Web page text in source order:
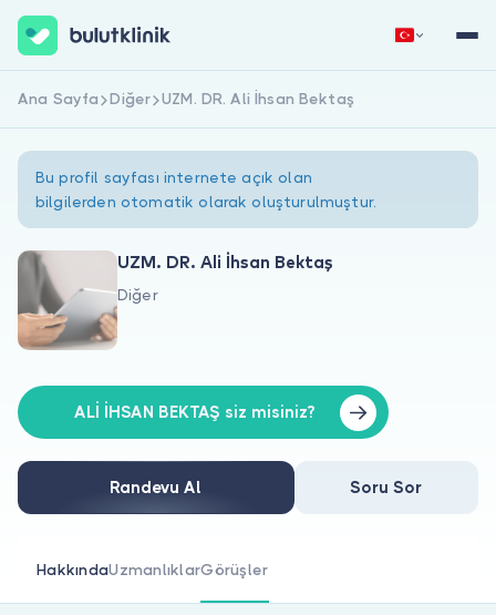
Hakkımızda
Doktorlar için
Doktor musunuz?
Hemen Kaydol Giriş Yap
Ana Sayfa Diğer UZM. DR. Ali İhsan Bektaş
Bu profil sayfası internete açık olan
bilgilerden otomatik olarak oluşturulmuştur.
UZM. DR. Ali İhsan Bektaş
Diğer
ALİ İHSAN BEKTAŞ siz misiniz?
Randevu Al Soru Sor
HakkındaUzmanlıklarGörüşler